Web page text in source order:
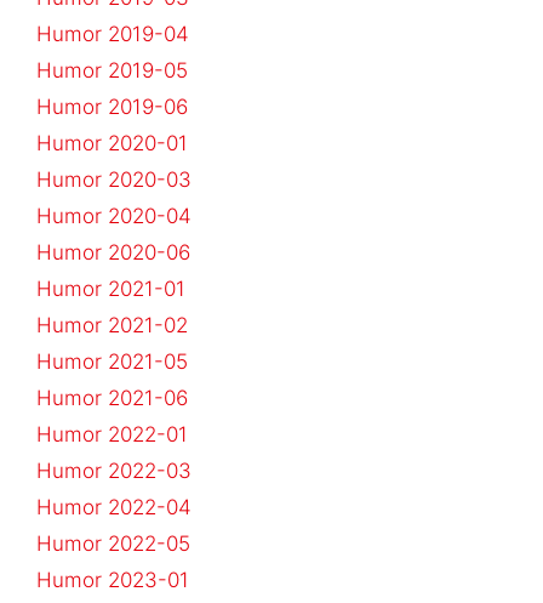
Humor 2019-04
Humor 2019-05
Humor 2019-06
Humor 2020-01
Humor 2020-03
Humor 2020-04
Humor 2020-06
Humor 2021-01
Humor 2021-02
Humor 2021-05
Humor 2021-06
Humor 2022-01
Humor 2022-03
Humor 2022-04
Humor 2022-05
Humor 2023-01